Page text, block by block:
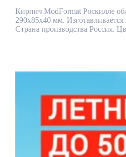
Кирпич ModFormat Роскилле
290x85x40 мм. Изготавливается
Страна производства Россия.